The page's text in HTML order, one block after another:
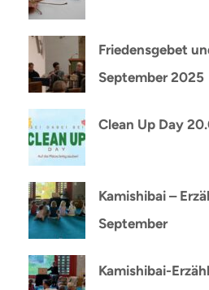
Friedensgebet
September 2025
Clean Up Day
Kamishibai –
September
Kamishibai-